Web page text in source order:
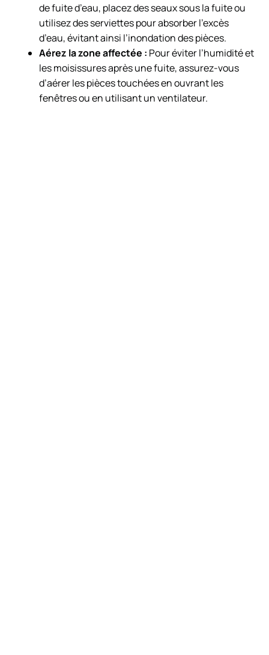
de fuite d’eau, placez des seaux sous la fuite ou
utilisez des serviettes pour absorber l’excès
d’eau, évitant ainsi l’inondation des pièces.
Aérez la zone affectée : Pour éviter l’humidité et
les moisissures après une fuite, assurez-vous
d’aérer les pièces touchées en ouvrant les
fenêtres ou en utilisant un ventilateur.